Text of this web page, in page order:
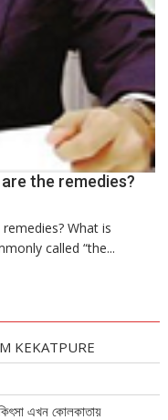
the remedies?
What is
called “the...
KEKATPURE
এখন কোলকাতায়